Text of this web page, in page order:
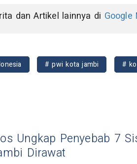
dan Artikel lainnya di Google
# pwi kota jambi #
Ungkap Penyebab 7
Dirawat